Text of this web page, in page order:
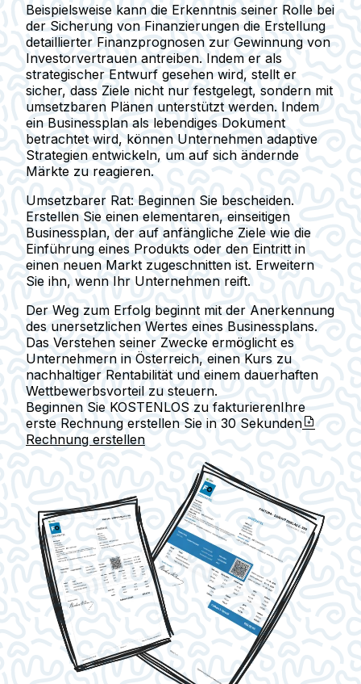
Beispielsweise kann die Erkenntnis seiner Rolle bei
der Sicherung von Finanzierungen die Erstellung
detaillierter Finanzprognosen zur Gewinnung von
Investorvertrauen antreiben. Indem er als
strategischer Entwurf gesehen wird, stellt er
sicher, dass Ziele nicht nur festgelegt, sondern mit
umsetzbaren Plänen unterstützt werden. Indem
ein Businessplan als lebendiges Dokument
betrachtet wird, können Unternehmen adaptive
Strategien entwickeln, um auf sich ändernde
Märkte zu reagieren.
Umsetzbarer Rat: Beginnen Sie bescheiden.
Erstellen Sie einen elementaren, einseitigen
Businessplan, der auf anfängliche Ziele wie die
Einführung eines Produkts oder den Eintritt in
einen neuen Markt zugeschnitten ist. Erweitern
Sie ihn, wenn Ihr Unternehmen reift.
Der Weg zum Erfolg beginnt mit der Anerkennung
des unersetzlichen Wertes eines Businessplans.
Das Verstehen seiner Zwecke ermöglicht es
Unternehmern in Österreich, einen Kurs zu
nachhaltiger Rentabilität und einem dauerhaften
Wettbewerbsvorteil zu steuern.
Beginnen Sie KOSTENLOS zu fakturierenIhre
erste Rechnung erstellen Sie in 30 Sekunden
Rechnung erstellen